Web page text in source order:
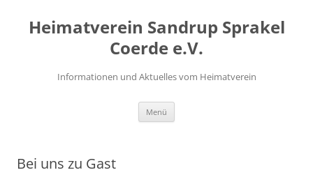
springen
Heimatverein Sandrup Sprakel
Coerde e.V.
Informationen und Aktuelles vom Heimatverein
Menü
Bei uns zu Gast